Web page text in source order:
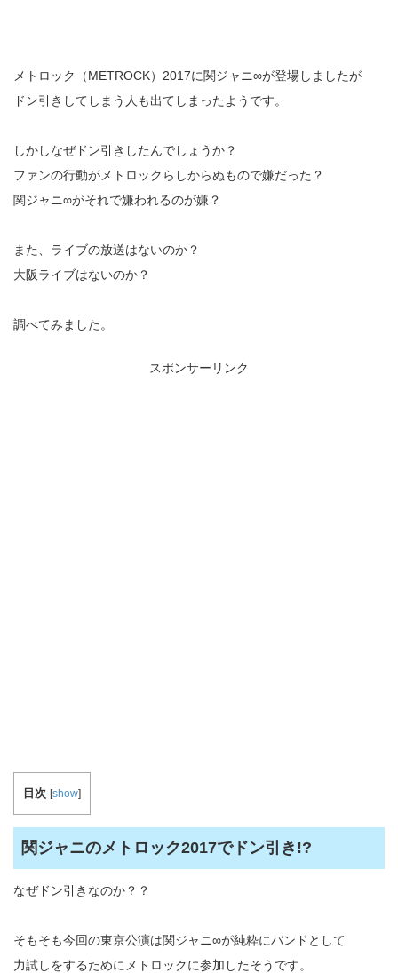
メトロック（METROCK）2017に関ジャニ∞が登場しましたが
ドン引きしてしまう人も出てしまったようです。
しかしなぜドン引きしたんでしょうか？
ファンの行動がメトロックらしからぬもので嫌だった？
関ジャニ∞がそれで嫌われるのが嫌？
また、ライブの放送はないのか？
大阪ライブはないのか？
調べてみました。
スポンサーリンク
目次 [show]
関ジャニのメトロック2017でドン引き!?
なぜドン引きなのか？？
そもそも今回の東京公演は関ジャニ∞が純粋にバンドとして
力試しをするためにメトロックに参加したそうです。